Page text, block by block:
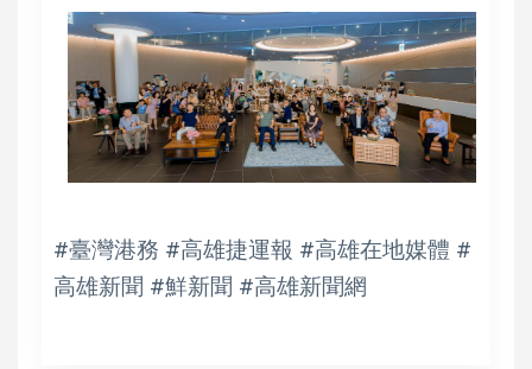
#臺灣港務 #高雄捷運報 #高雄在地媒體 #
高雄新聞 #鮮新聞 #高雄新聞網